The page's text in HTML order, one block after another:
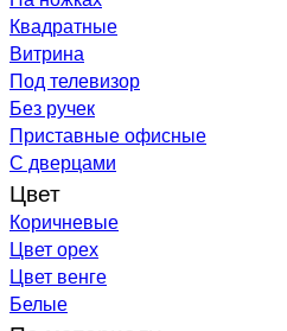
Квадратные
Витрина
Под телевизор
Без ручек
Приставные офисные
С дверцами
Цвет
Коричневые
Цвет орех
Цвет венге
Белые